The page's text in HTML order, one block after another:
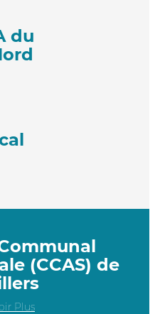
du
(CCAS) de
Plus